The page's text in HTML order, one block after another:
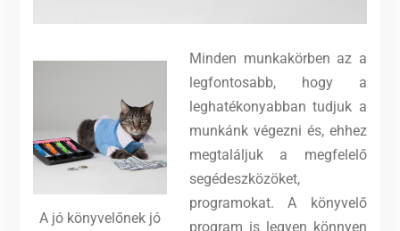
A jó könyvelőnek jó
Minden munkakörben az a
legfontosabb, hogy a
leghatékonyabban tudjuk a
munkánk végezni és, ehhez
megtaláljuk a megfelelő
segédeszközöket,
programokat. A könyvelő
program is legyen könnyen